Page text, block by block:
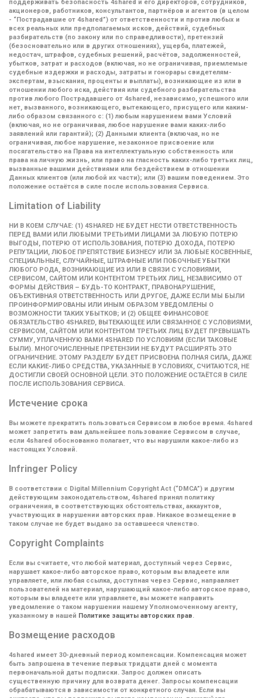
поддерживать безопасность 4shared и его директоров, сотрудников,
акционеров, работников, консультантов, партнёров и агентов (в целом
- “Пострадавшие от 4shared”) от ответственности и против любых и
всех реальных или предполагаемых исков, действий, судебных
разбирательств (по закону или по справедливости), претензий
(безосновательно или в других отношениях), ущерба, платежей,
недостач, штрафов, судебных решений, расчётов, задолженностей,
убытков, затрат и расходов (включая, но не ограничивая, приемлемые
судебные издержки и расходы, затраты и гонорары свидетелям-
экспертам, взыскания, проценты и выплаты), возникающие из или в
отношении любого иска, действия или судебного разбирательства
против любого Пострадавшего от 4shared, независимо, успешного или
нет, вызванного, возникающего, вытекающего, присущего или каким-
либо образом связанного с: (1) любым нарушением вами Условий
(включая, но не ограничивая, любое нарушение вами каких-либо
заявлений или гарантий); (2) Данными клиента (включая, но не
ограничивая, любое нарушение, незаконное присвоение или
посягательство на Права на интеллектуальную собственность или
права на личную жизнь, или право на гласность каких-либо третьих лиц,
вызванные вашими действиями или бездействием в отношении
Данных клиентов (или любой их части); или (3) вашим поведением. Это
положение остаётся в силе после использования Сервиса.
Limitation of Liability
НИ В КОЕМ СЛУЧАЕ: (1) 4SHARED НЕ БУДЕТ НЕСТИ ОТВЕТСТВЕННОСТЬ
ПЕРЕД ВАМИ ИЛИ ЛЮБЫМИ ТРЕТЬИМИ ЛИЦАМИ ЗА ЛЮБУЮ ПОТЕРЮ
ВЫГОДЫ, ПОТЕРЮ ОТ ИСПОЛЬЗОВАНИЯ, ПОТЕРЮ ДОХОДА, ПОТЕРЮ
РЕПУТАЦИИ, ЛЮБОЕ ПРЕПЯТСТВИЕ БИЗНЕСУ ИЛИ ЗА ЛЮБЫЕ КОСВЕННЫЕ,
СПЕЦИАЛЬНЫЕ, СЛУЧАЙНЫЕ, ШТРАФНЫЕ ИЛИ ПОБОЧНЫЕ УБЫТКИ
ЛЮБОГО РОДА, ВОЗНИКАЮЩИЕ ИЗ ИЛИ В СВЯЗИ С УСЛОВИЯМИ,
СЕРВИСОМ, САЙТОМ ИЛИ КОНТЕНТОМ ТРЕТЬИХ ЛИЦ, НЕЗАВИСИМО ОТ
ФОРМЫ ДЕЙСТВИЯ – БУДЬ-ТО КОНТРАКТ, ПРАВОНАРУШЕНИЕ,
ОБЪЕКТИВНАЯ ОТВЕТСТВЕННОСТЬ ИЛИ ДРУГОЕ, ДАЖЕ ЕСЛИ МЫ БЫЛИ
ПРОИНФОРМИРОВАНЫ ИЛИ ИНЫМ ОБРАЗОМ УВЕДОМЛЕНЫ О
ВОЗМОЖНОСТИ ТАКИХ УБЫТКОВ; И (2) ОБЩЕЕ ФИНАНСОВОЕ
ОБЯЗАТЕЛЬСТВО 4SHARED, ВЫТЕКАЮЩЕЕ ИЛИ СВЯЗАННОЕ С УСЛОВИЯМИ,
СЕРВИСОМ, САЙТОМ ИЛИ КОНТЕНТОМ ТРЕТЬИХ ЛИЦ БУДЕТ ПРЕВЫШАТЬ
СУММУ, УПЛАЧЕННУЮ ВАМИ 4SHARED ПО УСЛОВИЯМ (ЕСЛИ ТАКОВЫЕ
БЫЛИ). МНОГОЧИСЛЕННЫЕ ПРЕТЕНЗИИ НЕ БУДУТ РАСШИРЯТЬ ЭТО
ОГРАНИЧЕНИЕ. ЭТОМУ РАЗДЕЛУ БУДЕТ ПРИСВОЕНА ПОЛНАЯ СИЛА, ДАЖЕ
ЕСЛИ КАКИЕ-ЛИБО СРЕДСТВА, УКАЗАННЫЕ В УСЛОВИЯХ, СЧИТАЮТСЯ, НЕ
ДОСТИГЛИ СВОЕЙ ОСНОВНОЙ ЦЕЛИ. ЭТО ПОЛОЖЕНИЕ ОСТАЁТСЯ В СИЛЕ
ПОСЛЕ ИСПОЛЬЗОВАНИЯ СЕРВИСА.
Истечение срока
Вы можете прекратить пользоваться Сервисом в любое время. 4shared
может запретить вам дальнейшее пользование Сервисом в случае,
если 4shared обоснованно полагает, что вы нарушили какое-либо из
настоящих Условий.
Infringer Policy
В соответствии с Digital Millennium Copyright Act (“DMCA”) и другим
действующим законодательством, 4shared принял политику
ограничения, в соответствующих обстоятельствах, аккаунтов,
участвующих в нарушении авторских прав. Никакое возмещение в
таком случае не будет выдано за оставшееся членство.
Copyright Complaints
Если вы считаете, что любой материал, доступный через Сервис,
нарушает какое-либо авторское право, которым вы владеете или
управляете, или любая ссылка, доступная через Сервис, направляет
пользователей на материал, нарушающий какое-либо авторское право,
которым вы владеете или управляете, вы можете направить
уведомление о таком нарушении нашему Уполномоченному агенту,
указанному в нашей Политике защиты авторских прав.
Возмещение расходов
4shared имеет 30-дневный период компенсации. Компенсация может
быть запрошена в течение первых тридцати дней с момента
первоначальной даты подписки. Запрос должен описать
существенную причину для возврата денег. Запросы компенсации
обрабатываются в зависимости от конкретного случая. Если вы